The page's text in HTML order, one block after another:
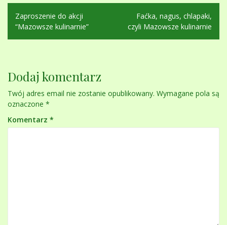
Nawigacja
wpisu
Zaproszenie do akcji
“Mazowsze kulinarnie”
Faćka, nagus, chlapaki,
czyli Mazowsze kulinarnie
Dodaj komentarz
Twój adres email nie zostanie opublikowany. Wymagane pola są
oznaczone *
Komentarz *